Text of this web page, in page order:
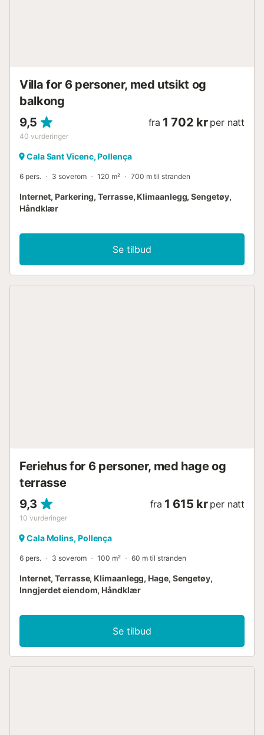
Villa for 6 personer, med utsikt og
balkong
9,5
40 vurderinger
fra 1 702 kr per natt
Cala Sant Vicenc, Pollença
6 pers. 3 soverom 120 m² 700 m til stranden
Internet, Parkering, Terrasse, Klimaanlegg, Sengetøy,
Håndklær
Se tilbud
Feriehus for 6 personer, med hage og
terrasse
9,3
10 vurderinger
fra 1 615 kr per natt
Cala Molins, Pollença
6 pers. 3 soverom 100 m² 60 m til stranden
Internet, Terrasse, Klimaanlegg, Hage, Sengetøy,
Inngjerdet eiendom, Håndklær
Se tilbud